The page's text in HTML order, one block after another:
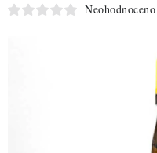
SUROVINY Neohodnoceno